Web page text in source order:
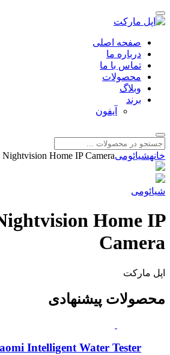
صفحه اصلی
درباره ما
تماس با ما
محصولات
وبلاگ
برند
آیفون
خانهشیائومیHome IP Camera
شیائومی
Home IP
Camera
اپل مارکت
محصولات پیشنهادی
Intelligent Water Tester